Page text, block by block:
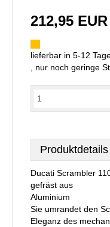
212,95 EUR
lieferbar in 5-12
, nur noch geringe
Produktdetails
Ducati Scrambler
gefräst aus
Aluminium
Sie umrandet den
Eleganz des